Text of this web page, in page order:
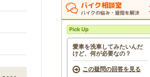
バイク相談室
バイクの悩み・疑問を解決
Pick Up
愛車を洗車してみたいんだ
けど、何が必要なの？
この疑問の回答を見る